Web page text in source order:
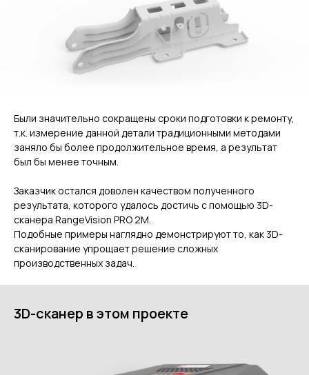
Были значительно сокращены сроки подготовки к ремонту,
т.к. измерение данной детали традиционными методами
заняло бы более продолжительное время, а результат
был бы менее точным.
Заказчик остался доволен качеством полученного
результата, которого удалось достичь с помощью 3D-
сканера RangeVision PRO 2M.
Подобные примеры наглядно демонстрируют то, как 3D-
сканирование упрощает решение сложных
производственных задач.
3D-сканер в этом проекте
Ручной лазерный Helix
Метрологический PRIME
3D-СКАНЕРЫ
Контакты
Новости
Компания
Дистрибьюторы
Применение
Услуги